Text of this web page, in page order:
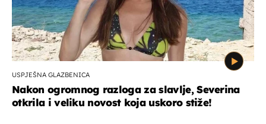
USPJEŠNA GLAZBENICA
Nakon ogromnog razloga za slavlje, Severina
otkrila i veliku novost koja uskoro stiže!